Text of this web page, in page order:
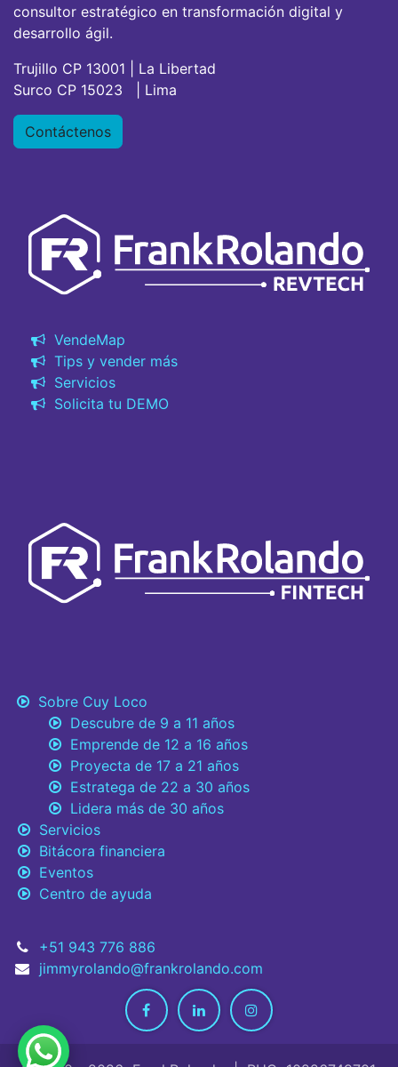
consultor estratégico en transformación digital y
desarrollo ágil.
Trujillo CP 13001 | La Libertad
Surco CP 15023 | Lima
Contáctenos
VendeMap
Tips y vender más
Servicios
Solicita tu DEMO
+51 943 776 886
jimmyrolando@frankrolando.com
Sobre Cuy Loco
Descubre de 9 a 11 años
Emprende de 12 a 16 años
Proyecta de 17 a 21 años
Estratega de 22 a 30 años
Lidera más de 30 años
Servicios
Bitácora financiera
Eventos
Centro de ayuda